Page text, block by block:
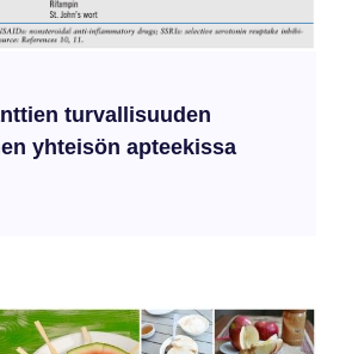
turvallisuuden
yhteisön apteekissa